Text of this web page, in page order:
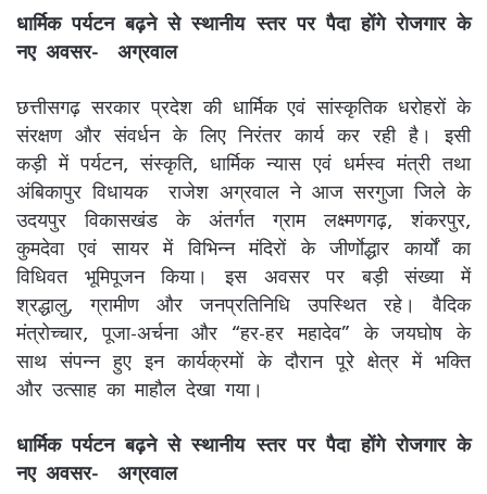
धार्मिक पर्यटन बढ़ने से स्थानीय स्तर पर पैदा होंगे रोजगार के
नए अवसर- अग्रवाल
छत्तीसगढ़ सरकार प्रदेश की धार्मिक एवं सांस्कृतिक धरोहरों के
संरक्षण और संवर्धन के लिए निरंतर कार्य कर रही है। इसी
कड़ी में पर्यटन, संस्कृति, धार्मिक न्यास एवं धर्मस्व मंत्री तथा
अंबिकापुर विधायक राजेश अग्रवाल ने आज सरगुजा जिले के
उदयपुर विकासखंड के अंतर्गत ग्राम लक्ष्मणगढ़, शंकरपुर,
कुमदेवा एवं सायर में विभिन्न मंदिरों के जीर्णाेद्धार कार्यों का
विधिवत भूमिपूजन किया। इस अवसर पर बड़ी संख्या में
श्रद्धालु, ग्रामीण और जनप्रतिनिधि उपस्थित रहे। वैदिक
मंत्रोच्चार, पूजा-अर्चना और “हर-हर महादेव” के जयघोष के
साथ संपन्न हुए इन कार्यक्रमों के दौरान पूरे क्षेत्र में भक्ति
और उत्साह का माहौल देखा गया।
धार्मिक पर्यटन बढ़ने से स्थानीय स्तर पर पैदा होंगे रोजगार के
नए अवसर- अग्रवाल